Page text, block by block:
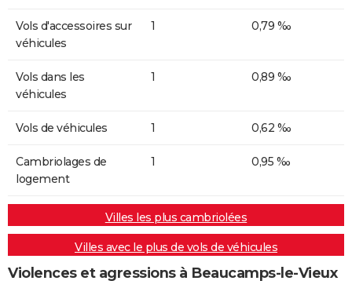
Vols d'accessoires sur
véhicules
1 0,79 ‰
Vols dans les
véhicules
1 0,89 ‰
Vols de véhicules 1 0,62 ‰
Cambriolages de
logement
1 0,95 ‰
Villes les plus cambriolées
Villes avec le plus de vols de véhicules
Violences et agressions à Beaucamps-le-Vieux